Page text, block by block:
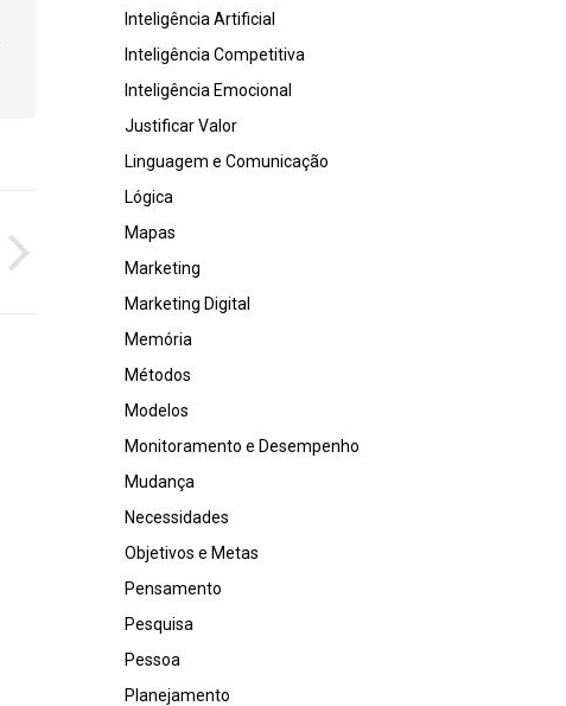
Inteligência Artificial
Inteligência Competitiva
Inteligência Emocional
Justificar Valor
Linguagem e Comunicação
Lógica
Mapas
Marketing
Marketing Digital
Memória
Métodos
Modelos
Monitoramento e Desempenho
Mudança
Necessidades
Objetivos e Metas
Pensamento
Pesquisa
Pessoa
Planejamento